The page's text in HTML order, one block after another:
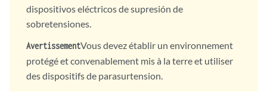
dispositivos eléctricos de supresión de
sobretensiones.
AvertissementVous devez établir un environnement
protégé et convenablement mis à la terre et utiliser
des dispositifs de parasurtension.